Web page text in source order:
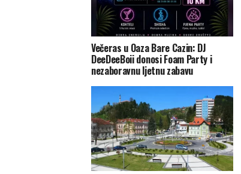
Večeras u Oaza Bare Cazin: DJ
DeeDeeBoii donosi Foam Party i
nezaboravnu ljetnu zabavu